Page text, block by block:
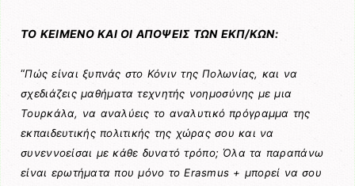
ΤΟ ΚΕΙΜΕΝΟ ΚΑΙ ΟΙ ΑΠΟΨΕΙΣ ΤΩΝ ΕΚΠ/ΚΩΝ:
“Πώς είναι ξυπνάς στο Κόνιν της Πολωνίας, και να
σχεδιάζεις μαθήματα τεχνητής νοημοσύνης με μια
Τουρκάλα, να αναλύεις το αναλυτικό πρόγραμμα της
εκπαιδευτικής πολιτικής της χώρας σου και να
συνεννοείσαι με κάθε δυνατό τρόπο; Όλα τα παραπάνω
είναι ερωτήματα που μόνο το Erasmus + μπορεί να σου